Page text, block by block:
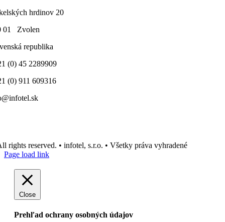
hrdinov 20
01 Zvolen
republika
(0) 45 2289909
(0) 911 609316
rights reserved. • infotel, s.r.o. • Všetky práva vyhradené
Page load link
Close
Prehľad ochrany osobných údajov